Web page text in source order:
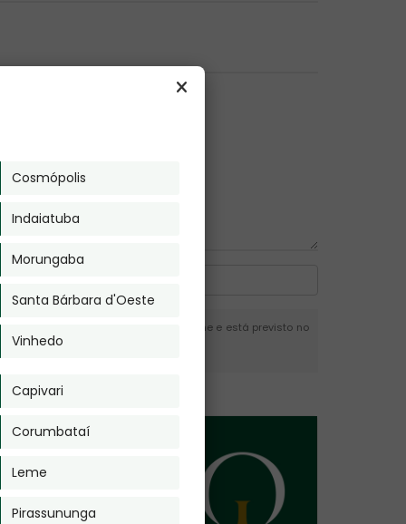
Cosmópolis
Indaiatuba
Morungaba
Santa Bárbara d'Oeste
Vinhedo
Capivari
Corumbataí
Leme
Pirassununga
a autorização do autor. Plágio é crime e está previsto no